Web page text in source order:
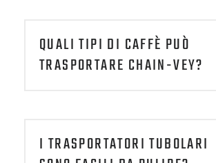
QUALI TIPI DI CAFFÈ PUÒ
TRASPORTARE CHAIN-VEY?
I TRASPORTATORI TUBOLARI